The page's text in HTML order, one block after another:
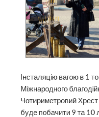
Інсталяцію вагою в 1
Міжнародного
Чотириметровий
буде побачити 9 та 10